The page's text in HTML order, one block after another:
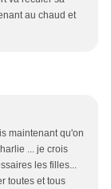
au chaud et
maintenant qu'on
... je crois
les filles...
toutes et tous